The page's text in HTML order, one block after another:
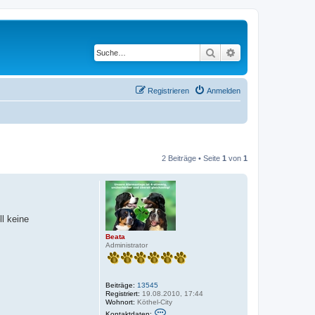
Suche
Anmelden
Registrieren
2 Beiträge • Seite 1 von 1
Beata
Administrator
Beiträge: 13545
Registriert: 19.08.2010, 17:44
Wohnort: Köthel-City
keine